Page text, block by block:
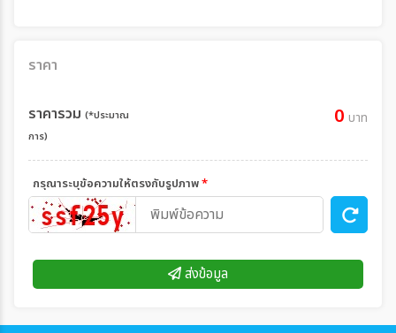
ราคา
ราคารวม (*ประมาณ
การ)
0 บาท
กรุณาระบุข้อความให้ตรงกับรูปภาพ*
ส่งข้อมูล